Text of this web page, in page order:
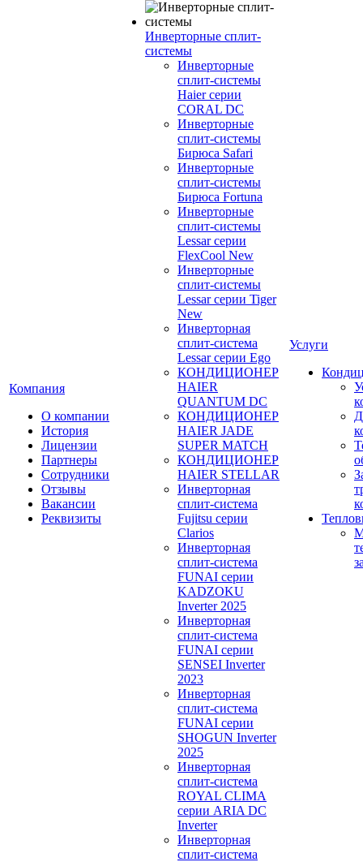
Компания
О компании
История
Лицензии
Партнеры
Сотрудники
Отзывы
Вакансии
Реквизиты
Инверторные сплит-
системы
Инверторные
сплит-системы
Haier серии
CORAL DC
Инверторные
сплит-системы
Бирюса Safari
Инверторные
сплит-системы
Бирюса Fortuna
Инверторные
сплит-системы
Lessar серии
FlexCool New
Инверторные
сплит-системы
Lessar серии Tiger
New
Инверторная
сплит-система
Lessar серии Ego
КОНДИЦИОНЕР
HAIER
QUANTUM DC
КОНДИЦИОНЕР
HAIER JADE
SUPER MATCH
КОНДИЦИОНЕР
HAIER STELLAR
Инверторная
сплит-система
Fujitsu серии
Clarios
Инверторная
сплит-система
FUNAI серии
KADZOKU
Inverter 2025
Инверторная
сплит-система
FUNAI серии
SENSEI Inverter
2023
Инверторная
сплит-система
FUNAI серии
SHOGUN Inverter
2025
Инверторная
сплит-система
ROYAL CLIMA
серии ARIA DC
Inverter
Инверторная
сплит-система
Услуги